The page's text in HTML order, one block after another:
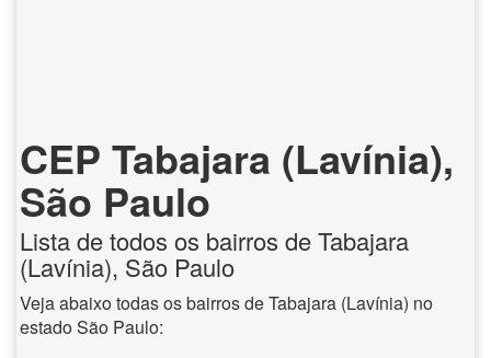
CEP Tabajara (Lavínia),
São Paulo
Lista de todos os bairros de Tabajara
(Lavínia), São Paulo
Veja abaixo todas os bairros de Tabajara (Lavínia) no
estado São Paulo: